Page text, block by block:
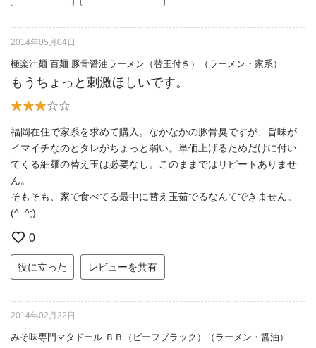
2014年05月04日
極楽汁麺 百麺 豚骨醤油ラーメン（替玉付き）（ラーメン・家系）
もうちょっと刺激ほしいです。
福岡在住で家系を求めて購入。なかなかの豚骨臭ですが、旨味が
イマイチなのとタレがちょっと弱い。単価上げるためだけに付い
てくる細麺の替え玉は必要なし。このままではリピートありませ
ん。
そもそも、家で食べてる最中に替え玉茹でるなんてできません。
(^_^;)
0
役に立った レビューを共有
2014年02月22日
みそ味専門マタドール ＢＢ（ビーフブラック）（ラーメン・醤油）